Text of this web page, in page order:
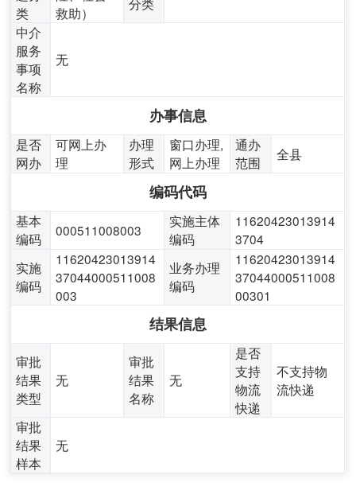
类
救助）
中介
服务
事项
名称
无
办事信息
是否
网办
可网上办
理
办理
形式
窗口办理,
网上办理
通办
范围
全县
编码代码
基本
编码
000511008003
实施主体
编码
11620423013914
3704
实施
编码
11620423013914
37044000511008
003
业务办理
编码
11620423013914
37044000511008
00301
结果信息
审批
结果
类型
无
审批
结果
名称
无
是否
支持
物流
快递
不支持物
流快递
审批
结果
样本
无